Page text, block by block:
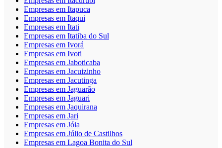
Empresas em Itapuca
Empresas em Itaqui
Empresas em Itati
Empresas em Itatiba do Sul
Empresas em Ivorá
Empresas em Ivoti
Empresas em Jaboticaba
Empresas em Jacuizinho
Empresas em Jacutinga
Empresas em Jaguarão
Empresas em Jaguari
Empresas em Jaquirana
Empresas em Jari
Empresas em Jóia
Empresas em Júlio de Castilhos
Empresas em Lagoa Bonita do Sul